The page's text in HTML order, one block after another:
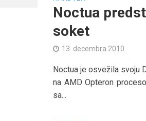
Noctua
soket
13. decembra 2010.
Noctua je osvežila svoju
na AMD Opteron
sa...